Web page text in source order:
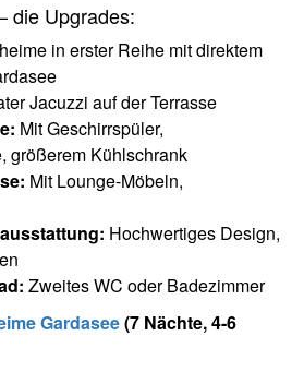
die Upgrades:
in erster Reihe mit direktem
Jacuzzi auf der Terrasse
Mit Geschirrspüler,
größerem Kühlschrank
Mit Lounge-Möbeln,
Hochwertiges Design,
Zweites WC oder Badezimmer
Gardasee(7 Nächte, 4-6